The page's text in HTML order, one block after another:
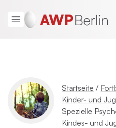
Startseite /
Kinder- und
Spezielle
Kindes- und